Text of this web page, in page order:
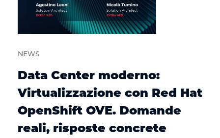
NEWS
Data Center moderno:
Virtualizzazione con Red Hat
OpenShift OVE. Domande
reali, risposte concrete